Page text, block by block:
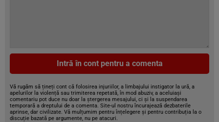
Intră în cont pentru a comenta
Vă rugăm să țineți cont că folosirea injuriilor, a limbajului instigator la ură, a
apelurilor la violență sau trimiterea repetată, în mod abuziv, a aceluiași
comentariu pot duce nu doar la ștergerea mesajului, ci și la suspendarea
temporară a dreptului de a comenta. Site-ul nostru încurajează dezbaterile
aprinse, dar civilizate. Vă mulțumim pentru înțelegere și pentru contribuția la o
discuție bazată pe argumente, nu pe atacuri.